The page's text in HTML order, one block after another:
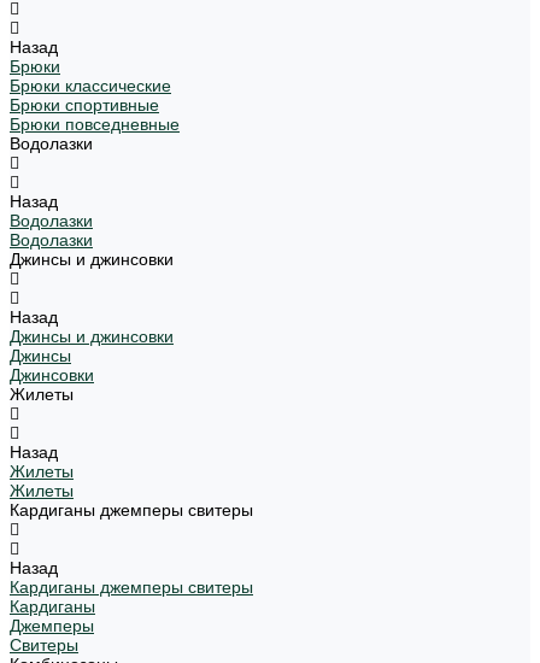
Назад
Брюки
Брюки классические
Брюки спортивные
Брюки повседневные
Водолазки
Назад
Водолазки
Водолазки
Джинсы и джинсовки
Назад
Джинсы и джинсовки
Джинсы
Джинсовки
Жилеты
Назад
Жилеты
Жилеты
Кардиганы джемперы свитеры
Назад
Кардиганы джемперы свитеры
Кардиганы
Джемперы
Свитеры